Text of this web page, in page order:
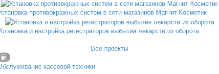
противокражных систем в сети магазинов Магнит Косметик
и настройка регистраторов выбытия лекарств из оборота
Все проекты
кассовой техники